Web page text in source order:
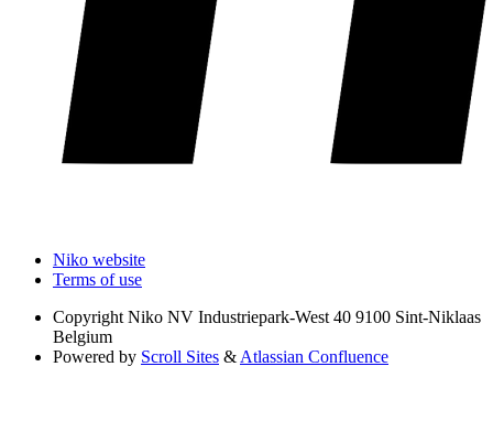
Niko website
Terms of use
Copyright Niko NV Industriepark-West 40 9100 Sint-Niklaas
Belgium
Powered by Scroll Sites & Atlassian Confluence